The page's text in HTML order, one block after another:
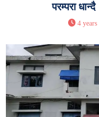
परम्परा
4 years